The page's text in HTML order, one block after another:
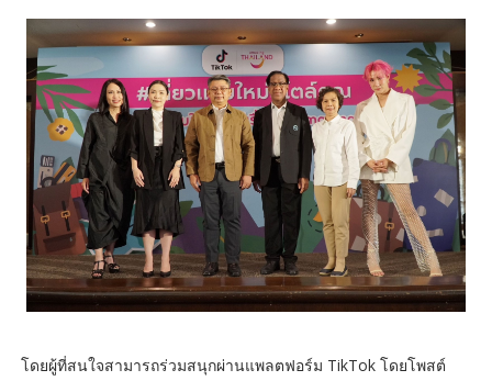
โดยผู้ที่สนใจสามารถร่วมสนุกผ่านแพลตฟอร์ม TikTok โดยโพสต์